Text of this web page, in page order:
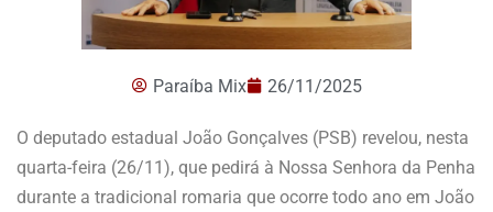
Paraíba Mix 26/11/2025
O deputado estadual João Gonçalves (PSB) revelou, nesta
quarta-feira (26/11), que pedirá à Nossa Senhora da Penha
durante a tradicional romaria que ocorre todo ano em João